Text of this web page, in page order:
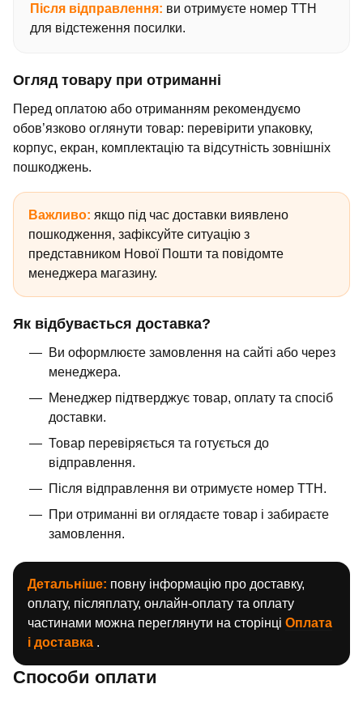
Після відправлення: ви отримуєте номер ТТН
для відстеження посилки.
Огляд товару при отриманні
Перед оплатою або отриманням рекомендуємо
обов’язково оглянути товар: перевірити упаковку,
корпус, екран, комплектацію та відсутність зовнішніх
пошкоджень.
Важливо: якщо під час доставки виявлено
пошкодження, зафіксуйте ситуацію з
представником Нової Пошти та повідомте
менеджера магазину.
Як відбувається доставка?
Ви оформлюєте замовлення на сайті або через
менеджера.
Менеджер підтверджує товар, оплату та спосіб
доставки.
Товар перевіряється та готується до
відправлення.
Після відправлення ви отримуєте номер ТТН.
При отриманні ви оглядаєте товар і забираєте
замовлення.
Детальніше: повну інформацію про доставку,
оплату, післяплату, онлайн-оплату та оплату
частинами можна переглянути на сторінці Оплата
і доставка .
Способи оплати